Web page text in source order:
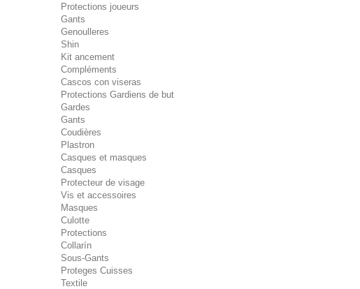
Protections joueurs
Gants
Genoulleres
Shin
Kit ancement
Compléments
Cascos con viseras
Protections Gardiens de but
Gardes
Gants
Coudières
Plastron
Casques et masques
Casques
Protecteur de visage
Vis et accessoires
Masques
Culotte
Protections
Collarín
Sous-Gants
Proteges Cuisses
Textile